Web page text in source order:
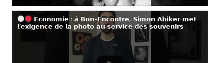
𝗘𝗰𝗼𝗻𝗼𝗺𝗶𝗲 : 𝗮̀ 𝗕𝗼𝗻-𝗘𝗻𝗰𝗼𝗻𝘁𝗿𝗲, 𝗦𝗶𝗺𝗼𝗻 𝗔𝗯𝗶𝗸𝗲𝗿 𝗺𝗲𝘁
𝗹’𝗲𝘅𝗶𝗴𝗲𝗻𝗰𝗲 𝗱𝗲 𝗹𝗮 𝗽𝗵𝗼𝘁𝗼 𝗮𝘂 𝘀𝗲𝗿𝘃𝗶𝗰𝗲 𝗱𝗲𝘀 𝘀𝗼𝘂𝘃𝗲𝗻𝗶𝗿𝘀